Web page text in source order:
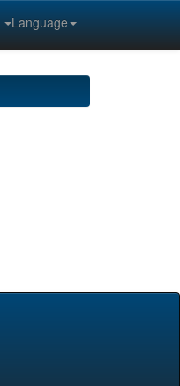
Language